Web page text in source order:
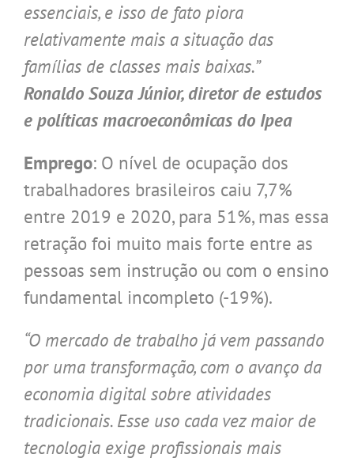
essenciais, e isso de fato piora
relativamente mais a situação das
famílias de classes mais baixas.”
Ronaldo Souza Júnior, diretor de estudos
e políticas macroeconômicas do Ipea
Emprego: O nível de ocupação dos
trabalhadores brasileiros caiu 7,7%
entre 2019 e 2020, para 51%, mas essa
retração foi muito mais forte entre as
pessoas sem instrução ou com o ensino
fundamental incompleto (-19%).
“O mercado de trabalho já vem passando
por uma transformação, com o avanço da
economia digital sobre atividades
tradicionais. Esse uso cada vez maior de
tecnologia exige profissionais mais